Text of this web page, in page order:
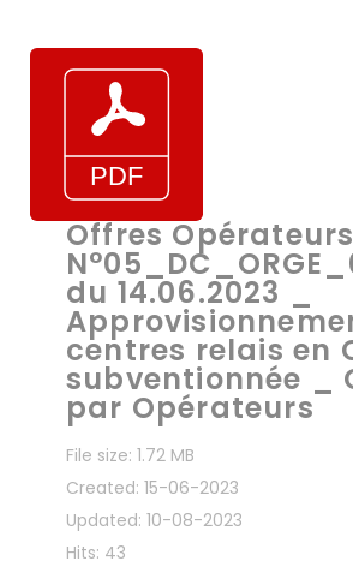
Offres
du 14.06.2023 _
centres relais en
subventionnée _
par Opérateurs
File size: 1.72 MB
Created: 15-06-2023
Updated: 10-08-2023
Hits: 43